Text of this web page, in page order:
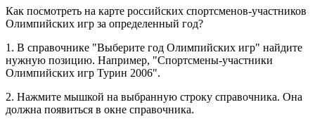
Как посмотреть на карте российских спортсменов-участников
Олимпийских игр за определенный год?
1. В справочнике "Выберите год Олимпийских игр" найдите
нужную позицию. Например, "Спортсмены-участники
Олимпийских игр Турин 2006".
2. Нажмите мышкой на выбранную строку справочника. Она
должна появиться в окне справочника.